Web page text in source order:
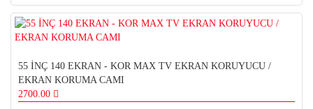
55 İNÇ 140 EKRAN - KOR MAX TV EKRAN KORUYUCU /
EKRAN KORUMA CAMI
2700.00